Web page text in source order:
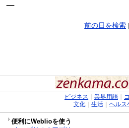
―
前の日を検索
ビジネス 業界用語｜
文化｜ 生活｜ ヘルス
便利にWeblioを使う